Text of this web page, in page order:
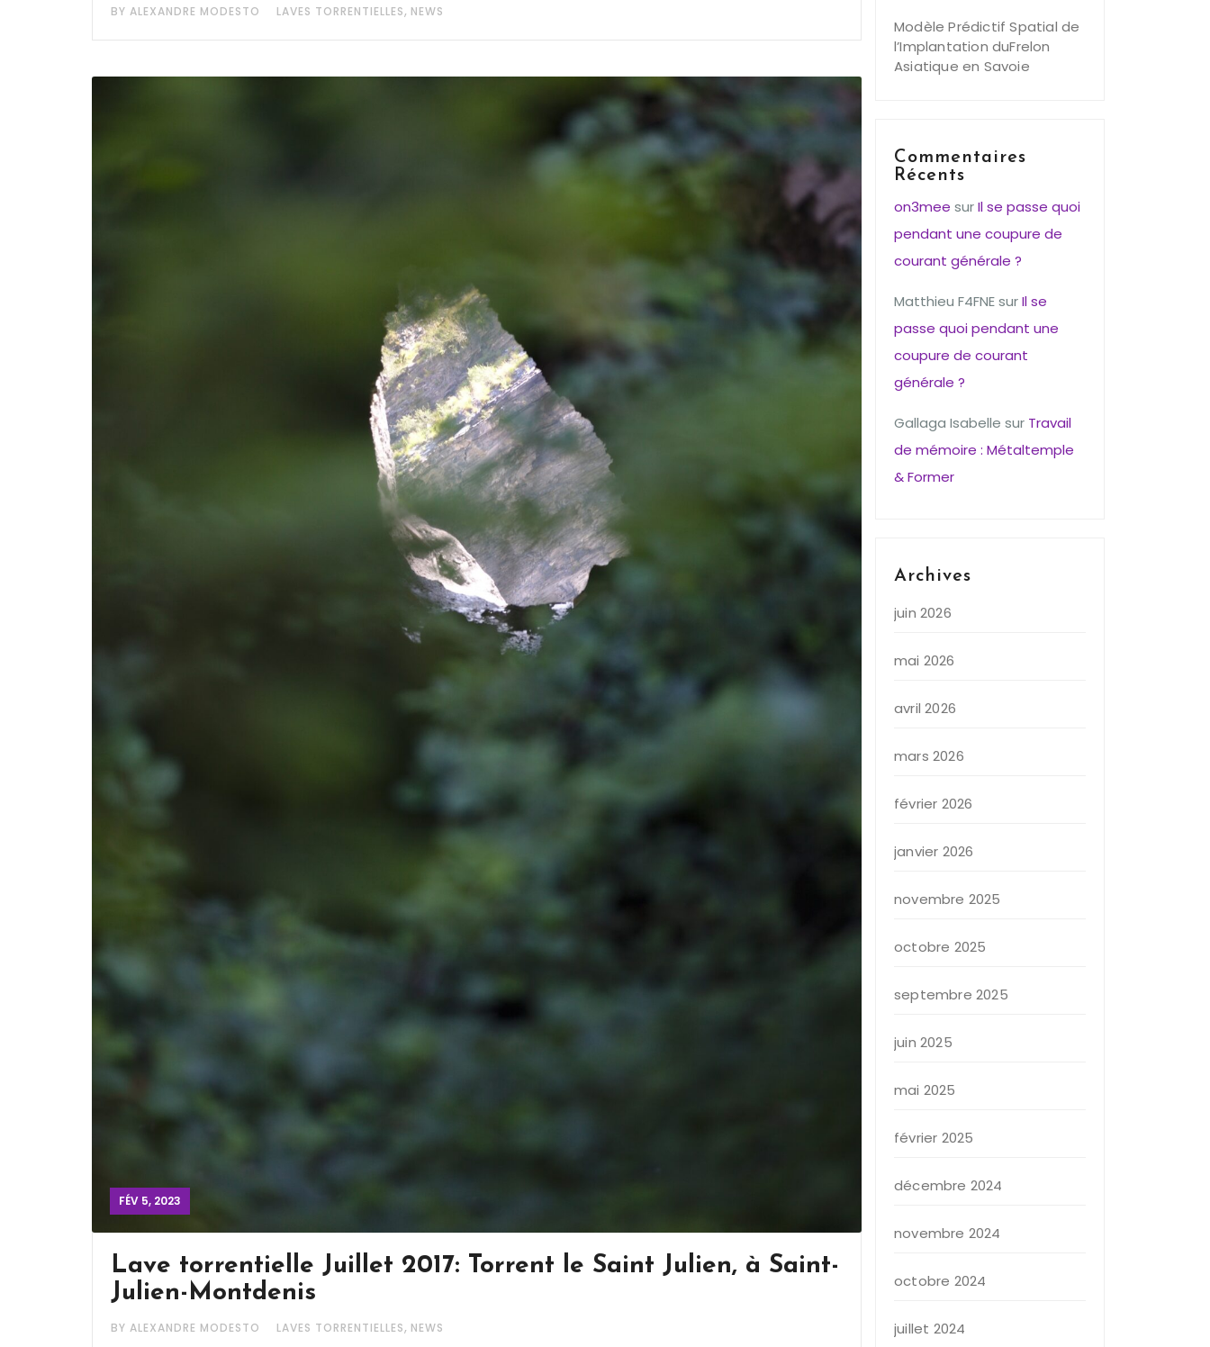
BY ALEXANDRE MODESTO LAVES TORRENTIELLES, NEWS
FÉV 5, 2023
Lave torrentielle Juillet 2017: Torrent le Saint Julien, à Saint-
Julien-Montdenis
BY ALEXANDRE MODESTO LAVES TORRENTIELLES, NEWS
Modèle Prédictif Spatial de
l’Implantation duFrelon
Asiatique en Savoie
Commentaires
Récents
on3mee surIl se passe quoi
pendant une coupure de
courant générale ?
Matthieu F4FNEsurIl se
passe quoi pendant une
coupure de courant
générale ?
Gallaga Isabelle sur Travail
de mémoire : Métaltemple
& Former
Archives
juin 2026
mai 2026
avril 2026
mars 2026
février 2026
janvier 2026
novembre 2025
octobre 2025
septembre 2025
juin 2025
mai 2025
février 2025
décembre 2024
novembre 2024
octobre 2024
juillet 2024